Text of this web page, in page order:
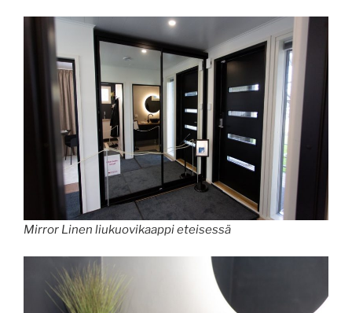
Mirror Linen liukuovikaappi eteisessä